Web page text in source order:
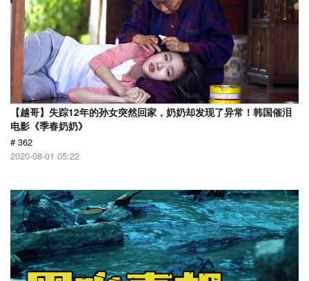
【越哥】失踪12年的孙女突然回家，奶奶却发现了异常！韩国催泪
电影《季春奶奶》
# 362
2020-08-01 05:22